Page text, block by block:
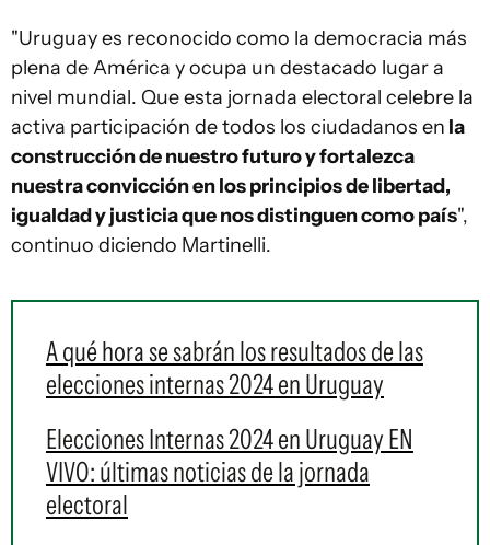
"Uruguay es reconocido como la democracia más
plena de América y ocupa un destacado lugar a
nivel mundial. Que esta jornada electoral celebre la
activa participación de todos los ciudadanos en la
construcción de nuestro futuro y fortalezca
nuestra convicción en los principios de libertad,
igualdad y justicia que nos distinguen como país",
continuo diciendo Martinelli.
A qué hora se sabrán los resultados de las
elecciones internas 2024 en Uruguay
Elecciones Internas 2024 en Uruguay EN
VIVO: últimas noticias de la jornada
electoral